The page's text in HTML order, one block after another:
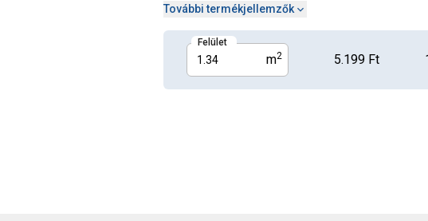
További termékjellemzők
Felület
m2 5.199 Ft